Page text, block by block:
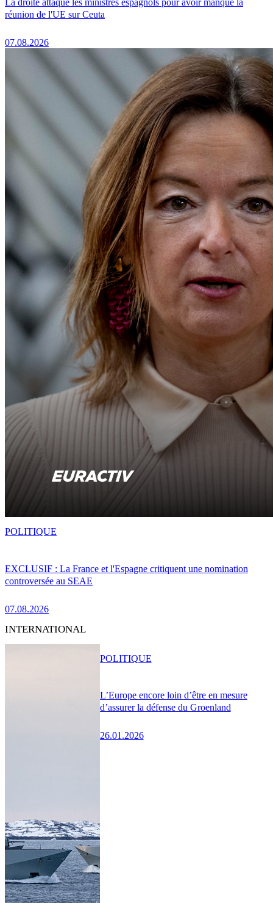
La droite attaque les ministres espagnols pour avoir manqué la
réunion de l'UE sur Ceuta
07.08.2026
EXCLUSIF : La France et l'Espagne critiquent une nomination
controversée au SEAE
07.08.2026
POLITIQUE
INTERNATIONAL
L’Europe encore loin d’être en mesure
d’assurer la défense du Groenland
26.01.2026
POLITIQUE